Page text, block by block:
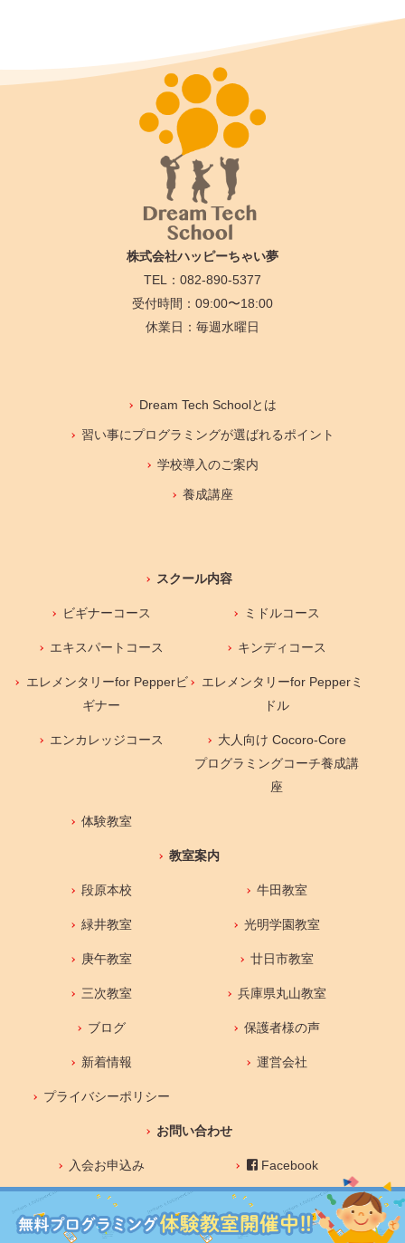
株式会社ハッピーちゃい夢
TEL：082-890-5377
受付時間：09:00〜18:00
休業日：毎週水曜日
Dream Tech Schoolとは
習い事にプログラミングが選ばれるポイント
学校導入のご案内
養成講座
スクール内容
ビギナーコース ミドルコース
エキスパートコース キンディコース
エレメンタリーfor Pepperビ
ギナー
エレメンタリーfor Pepperミ
ドル
エンカレッジコース
大人向け Cocoro-Core
プログラミングコーチ養成講
座
体験教室
教室案内
段原本校 牛田教室
緑井教室 光明学園教室
庚午教室 廿日市教室
三次教室 兵庫県丸山教室
ブログ 保護者様の声
新着情報 運営会社
プライバシーポリシー
お問い合わせ
入会お申込み Facebook
Youtube Instagram